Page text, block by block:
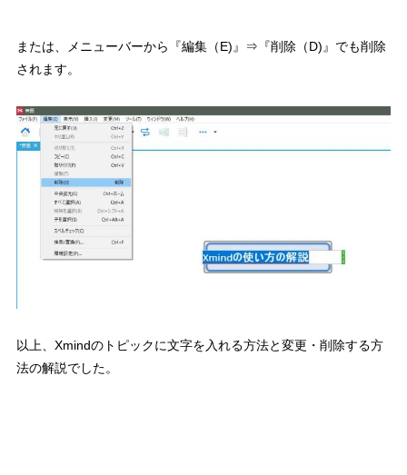
または、メニューバーから『編集（E)』⇒『削除（D)』でも削除
されます。
以上、Xmindのトピックに文字を入れる方法と変更・削除する方
法の解説でした。